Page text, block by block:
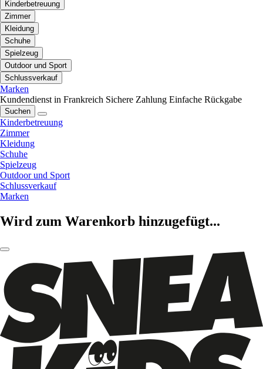
Kinderbetreuung
Zimmer
Kleidung
Schuhe
Spielzeug
Outdoor und Sport
Schlussverkauf
Marken
Kundendienst in Frankreich Sichere Zahlung Einfache Rückgabe
Suchen
Kinderbetreuung
Zimmer
Kleidung
Schuhe
Spielzeug
Outdoor und Sport
Schlussverkauf
Marken
Wird zum Warenkorb hinzugefügt...